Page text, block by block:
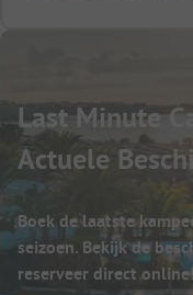
Last Minute
Actuele
Boek de laatste
seizoen. Bekijk de
reserveer direct